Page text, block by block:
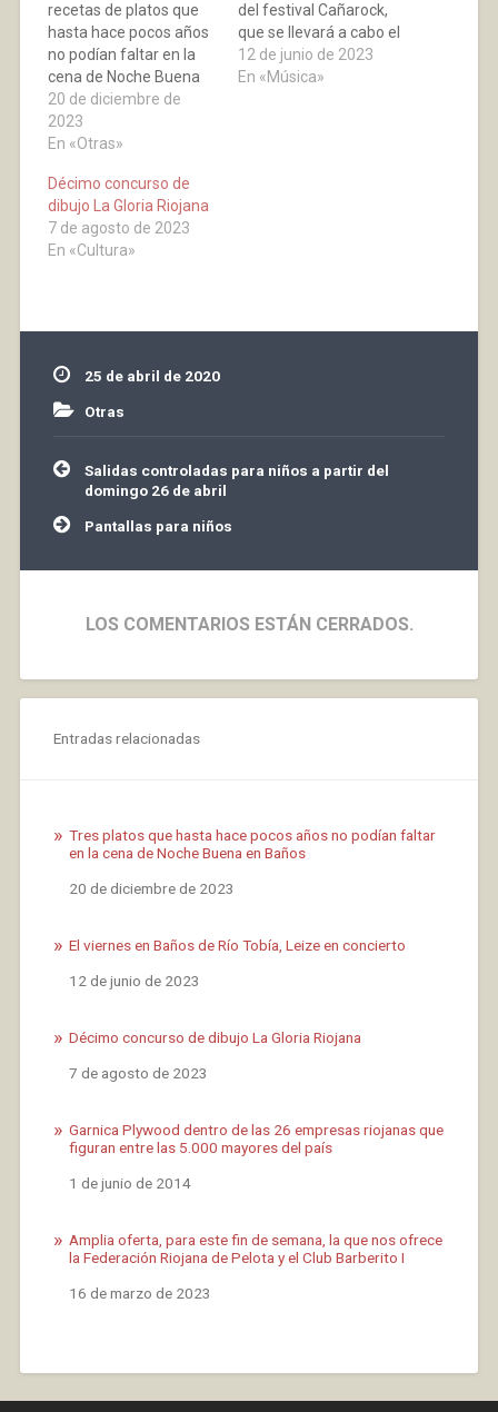
recetas de platos que
hasta hace pocos años
no podían faltar en la
cena de Noche Buena
en los hogares bañejos.
A estas hay que añadir
los toques especiales y
enseñado nuestras
abuelas y madres.
Caracoles a la riojana
Ingredientes: 1 kg
20 de diciembre de
2023
En «Otras»
del festival Cañarock,
que se llevará a cabo el
16 de junio en la Plaza
del Rosario de Baños de
12 de junio de 2023
En «Música»
Décimo concurso de
dibujo La Gloria Riojana
7 de agosto de 2023
En «Cultura»
25 de abril de 2020
Otras
Navegación
de
entradas
Salidas controladas para niños a partir del
domingo 26 de abril
Pantallas para niños
LOS COMENTARIOS ESTÁN CERRADOS.
Entradas relacionadas
Tres platos que hasta hace pocos años no podían faltar
en la cena de Noche Buena en Baños
Fecha
20 de diciembre de 2023
El viernes en Baños de Río Tobía, Leize en concierto
Fecha
12 de junio de 2023
Décimo concurso de dibujo La Gloria Riojana
Fecha
7 de agosto de 2023
Garnica Plywood dentro de las 26 empresas riojanas que
figuran entre las 5.000 mayores del país
Fecha
1 de junio de 2014
Amplia oferta, para este fin de semana, la que nos ofrece
la Federación Riojana de Pelota y el Club Barberito I
Fecha
16 de marzo de 2023